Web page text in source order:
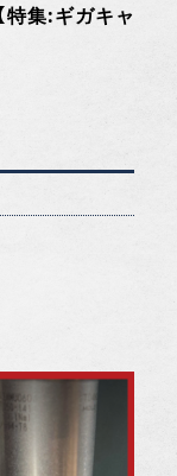
特集:ギガキャ